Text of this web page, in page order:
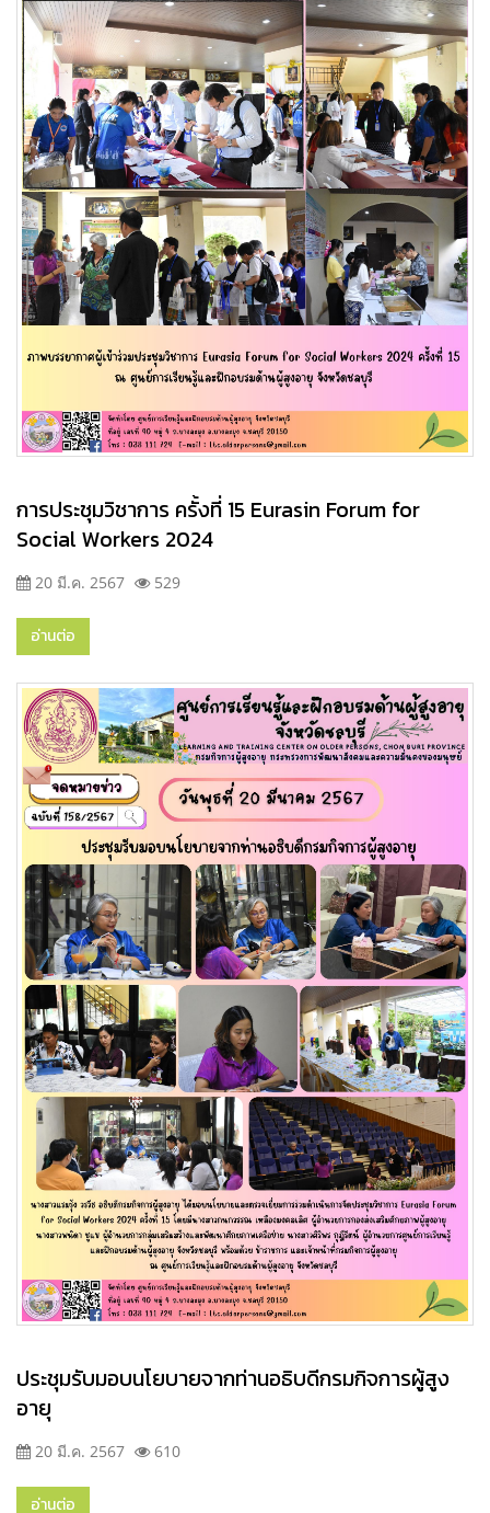
การประชุมวิชาการ ครั้งที่ 15 Eurasin Forum for
Social Workers 2024
20 มี.ค. 2567 529
อ่านต่อ
ประชุมรับมอบนโยบายจากท่านอธิบดีกรมกิจการผู้สูง
อายุ
20 มี.ค. 2567 610
อ่านต่อ